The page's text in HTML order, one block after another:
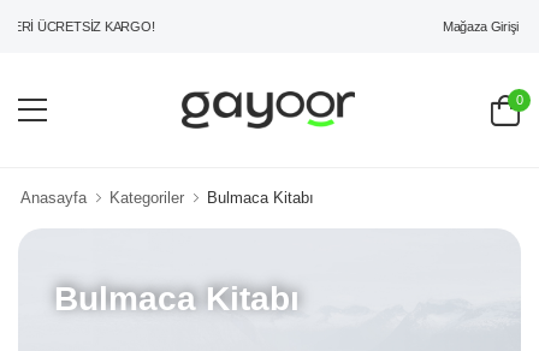
ÜCRETSİZ KARGO! Mağaza Girişi
0
Anasayfa Kategoriler Bulmaca Kitabı
Bulmaca Kitabı